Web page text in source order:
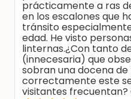
prácticamente a ras
en los escalones que
tránsito
edad. He visto
linternas.¿Con tanto
(innecesaria) que
sobran una docena
correctamente este
visitantes frecuentan?